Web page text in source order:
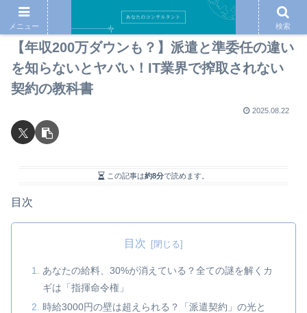
【年収200万ダウンも？】派遣と準委任の違い
を知らないとヤバい！IT業界で搾取されない
契約の教科書
2025.08.22
この記事は約8分で読めます。
目次
目次
あなたの給料、30%が消えている？全ての謎を解くカ
ギは「指揮命令権」
時給3000円の壁は超えられる？「派遣契約」の光と
メニュー 検索